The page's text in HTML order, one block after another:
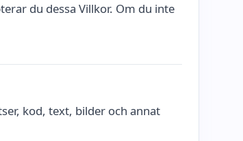
du dessa Villkor. Om du inte
kod, text, bilder och annat